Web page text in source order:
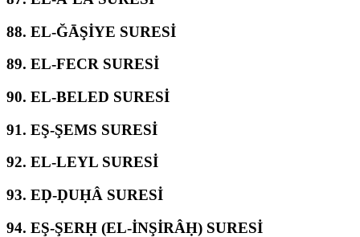
88. EL-ĞĀŞİYE SURESİ
89. EL-FECR SURESİ
90. EL-BELED SURESİ
91. EŞ-ŞEMS SURESİ
92. EL-LEYL SURESİ
93. EḌ-ḌUḤÂ SURESİ
94. EŞ-ŞERḤ (EL-İNŞİRÂḤ) SURESİ